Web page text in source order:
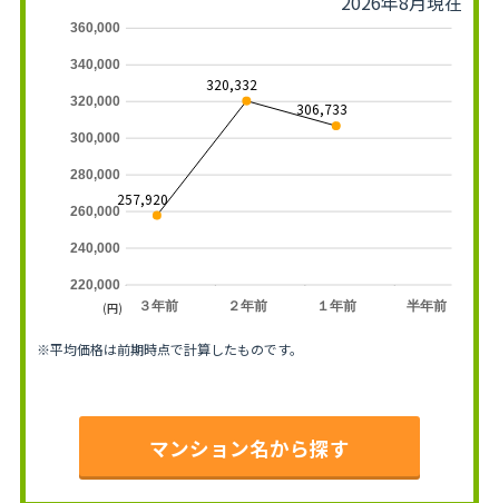
３年前 ２年前 １年前 半年前
220,000
240,000
260,000
280,000
300,000
320,000
340,000
360,000
257,920
320,332
306,733
(円)
※平均価格は前期時点で計算したものです。
マンション名から探す